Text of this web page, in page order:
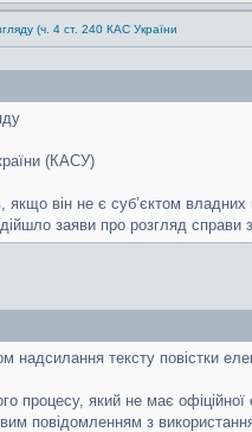
(ч. 4 ст. 240 КАС України
(КАСУ)
він не є суб’єктом
заяви про розгляд справи
надсилання тексту повістки
процесу, який не має
повідомленням з